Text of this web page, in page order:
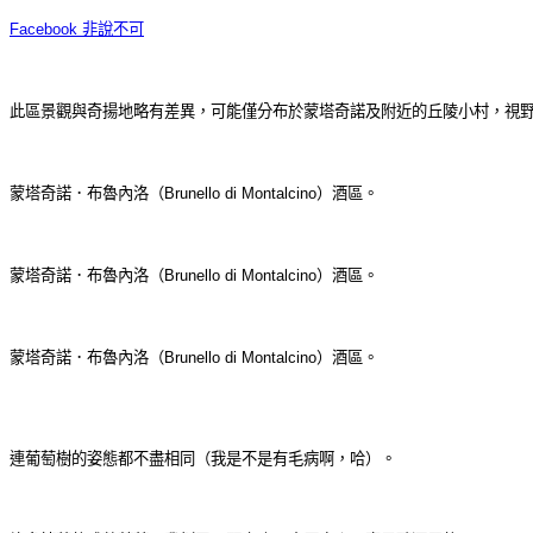
Facebook 非說不可
此區景觀與奇揚地略有差異，可能僅分布於蒙塔奇諾及附近的丘陵小村，視
蒙塔奇諾．布魯內洛（Brunello di Montalcino）酒區。
蒙塔奇諾．布魯內洛（Brunello di Montalcino）酒區。
蒙塔奇諾．布魯內洛（Brunello di Montalcino）酒區。
連葡萄樹的姿態都不盡相同（我是不是有毛病啊，哈）。